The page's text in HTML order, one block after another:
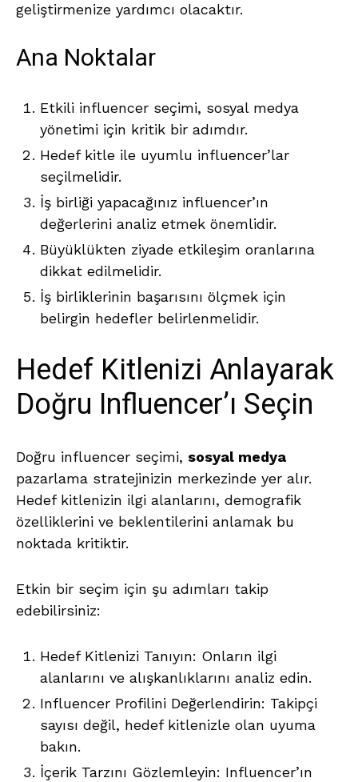
geliştirmenize yardımcı olacaktır.
Ana Noktalar
Etkili influencer seçimi, sosyal medya
yönetimi için kritik bir adımdır.
Hedef kitle ile uyumlu influencer’lar
seçilmelidir.
İş birliği yapacağınız influencer’ın
değerlerini analiz etmek önemlidir.
Büyüklükten ziyade etkileşim oranlarına
dikkat edilmelidir.
İş birliklerinin başarısını ölçmek için
belirgin hedefler belirlenmelidir.
Hedef Kitlenizi Anlayarak
Doğru Influencer’ı Seçin
Doğru influencer seçimi, sosyal medya
pazarlama stratejinizin merkezinde yer alır.
Hedef kitlenizin ilgi alanlarını, demografik
özelliklerini ve beklentilerini anlamak bu
noktada kritiktir.
Etkin bir seçim için şu adımları takip
edebilirsiniz:
Hedef Kitlenizi Tanıyın: Onların ilgi
alanlarını ve alışkanlıklarını analiz edin.
Influencer Profilini Değerlendirin: Takipçi
sayısı değil, hedef kitlenizle olan uyuma
bakın.
İçerik Tarzını Gözlemleyin: Influencer’ın